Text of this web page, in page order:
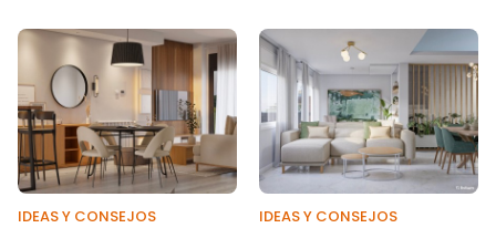
IDEAS Y CONSEJOS IDEAS Y CONSEJOS